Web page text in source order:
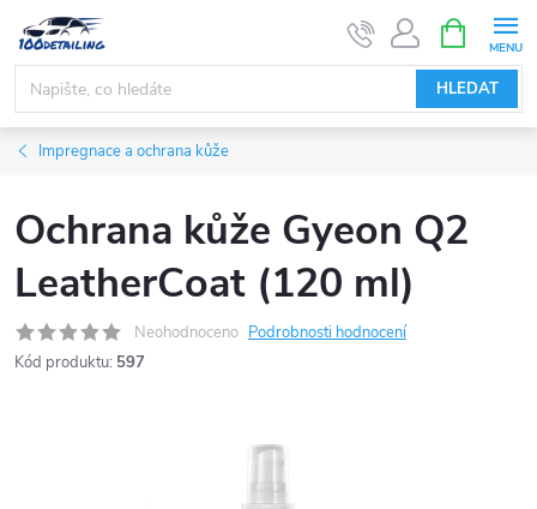
obsah
HLEDAT
NÁKUPNÍ
KOŠÍK
Impregnace a ochrana kůže
Ochrana kůže Gyeon Q2
LeatherCoat (120 ml)
Neohodnoceno Podrobnosti hodnocení
Kód produktu: 597